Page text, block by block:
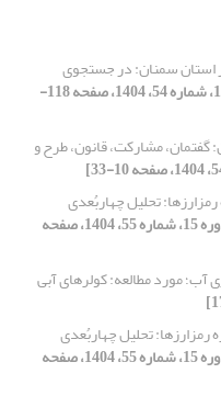
استان سمنان: در جستجوی
[دوره 15، شماره 54، 1404، صفحه 118-
مشارکت، قانون، طرح و
تحلیل چهاربُعدی
[دوره 15، شماره 55، 1404، صفحه
آب؛ مورد مطالعه: کولرهای آبی
تحلیل چهاربُعدی
[دوره 15، شماره 55، 1404، صفحه